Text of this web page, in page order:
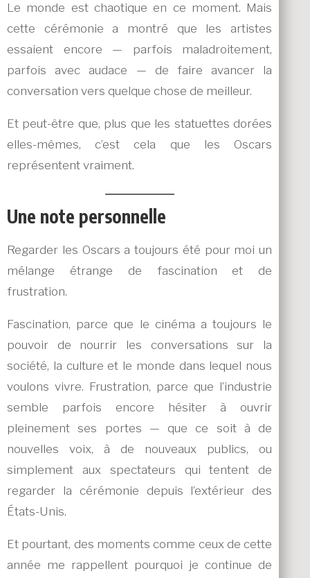
Le monde est chaotique en ce moment. Mais
cette cérémonie a montré que les artistes
essaient encore — parfois maladroitement,
parfois avec audace — de faire avancer la
conversation vers quelque chose de meilleur.
Et peut-être que, plus que les statuettes dorées
elles-mêmes, c’est cela que les Oscars
représentent vraiment.
Une note personnelle
Regarder les Oscars a toujours été pour moi un
mélange étrange de fascination et de
frustration.
Fascination, parce que le cinéma a toujours le
pouvoir de nourrir les conversations sur la
société, la culture et le monde dans lequel nous
voulons vivre. Frustration, parce que l’industrie
semble parfois encore hésiter à ouvrir
pleinement ses portes — que ce soit à de
nouvelles voix, à de nouveaux publics, ou
simplement aux spectateurs qui tentent de
regarder la cérémonie depuis l’extérieur des
États-Unis.
Et pourtant, des moments comme ceux de cette
année me rappellent pourquoi je continue de